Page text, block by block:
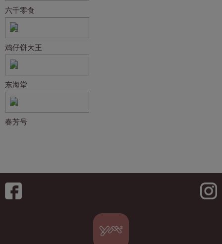
六千零食
鸡仔饼大王
东海堂
春芳号